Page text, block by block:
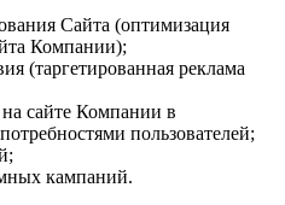
Сайта (оптимизация
Компании);
(таргетированная реклама
сайте Компании в
пользователей;
кампаний.